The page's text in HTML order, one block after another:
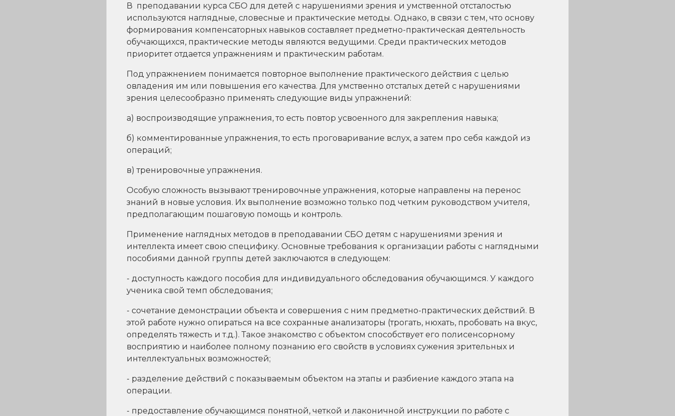
В преподавании курса СБО для детей с нарушениями зрения и умственной отсталостью
используются наглядные, словесные и практические методы. Однако, в связи с тем, что основу
формирования компенсаторных навыков составляет предметно-практическая деятельность
обучающихся, практические методы являются ведущими. Среди практических методов
приоритет отдается упражнениям и практическим работам.
Под упражнением понимается повторное выполнение практического действия с целью
овладения им или повышения его качества. Для умственно отсталых детей с нарушениями
зрения целесообразно применять следующие виды упражнений:
а) воспроизводящие упражнения, то есть повтор усвоенного для закрепления навыка;
б) комментированные упражнения, то есть проговаривание вслух, а затем про себя каждой из
операций;
в) тренировочные упражнения.
Особую сложность вызывают тренировочные упражнения, которые направлены на перенос
знаний в новые условия. Их выполнение возможно только под четким руководством учителя,
предполагающим пошаговую помощь и контроль.
Применение наглядных методов в преподавании СБО детям с нарушениями зрения и
интеллекта имеет свою специфику. Основные требования к организации работы с наглядными
пособиями данной группы детей заключаются в следующем:
- доступность каждого пособия для индивидуального обследования обучающимся. У каждого
ученика свой темп обследования;
- сочетание демонстрации объекта и совершения с ним предметно-практических действий. В
этой работе нужно опираться на все сохранные анализаторы (трогать, нюхать, пробовать на вкус,
определять тяжесть и т.д.). Такое знакомство с объектом способствует его полисенсорному
восприятию и наиболее полному познанию его свойств в условиях сужения зрительных и
интеллектуальных возможностей;
- разделение действий с показываемым объектом на этапы и разбиение каждого этапа на
операции.
- предоставление обучающимся понятной, четкой и лаконичной инструкции по работе с